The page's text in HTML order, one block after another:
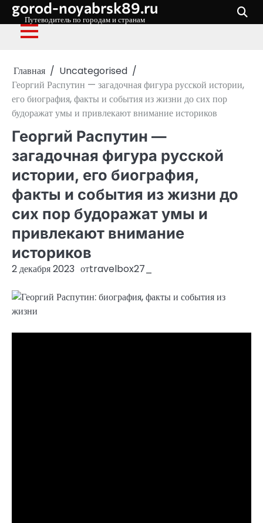
Перейти
содержимому
gorod-noyabrsk89.ru
Путеводитель по городам и странам
Главная
Uncategorised
Георгий Распутин — загадочная фигура русской истории,
его биография, факты и события из жизни до сих пор
будоражат умы и привлекают внимание историков
Георгий Распутин —
загадочная фигура русской
истории, его биография,
факты и события из жизни до
сих пор будоражат умы и
привлекают внимание
историков
2 декабря 2023 отtravelbox27_